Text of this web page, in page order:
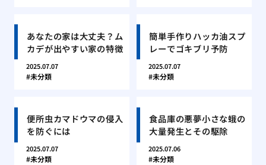
あなたの家は大丈夫？ム
カデが出やすい家の特徴
2025.07.07
未分類
簡単手作りハッカ油スプ
レーでゴキブリ予防
2025.07.07
未分類
便所虫カマドウマの侵入
を防ぐには
2025.07.07
未分類
食品庫の悪夢小さな蛾の
大量発生とその駆除
2025.07.06
未分類